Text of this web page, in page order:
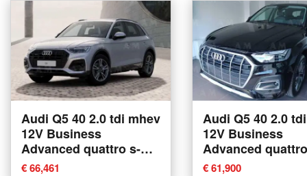
Audi Q5 40 2.0 tdi mhev
12V Business
Advanced quattro s-
tronic nuova a Padova
€ 66,461
Audi Q5 40 2.0
12V Business
Advanced
tronic nuova a
€ 61,900